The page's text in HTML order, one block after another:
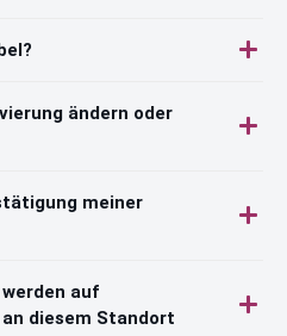
ändern oder
meiner
auf
diesem Standort